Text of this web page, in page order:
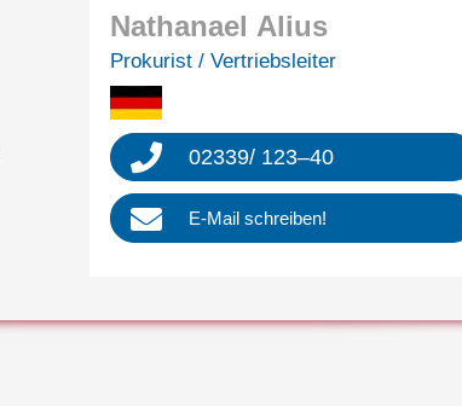
Natha­nael Alius
Proku­rist / Vertriebsleiter
02339/ 123–40
E‑Mail schrei­ben!